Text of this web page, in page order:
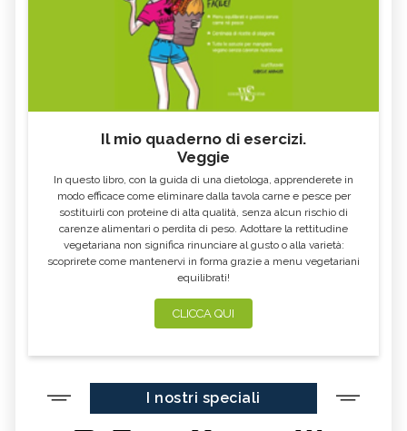
Il mio quaderno di esercizi.
Veggie
In questo libro, con la guida di una dietologa, apprenderete in
modo efficace come eliminare dalla tavola carne e pesce per
sostituirli con proteine di alta qualità, senza alcun rischio di
carenze alimentari o perdita di peso. Adottare la rettitudine
vegetariana non significa rinunciare al gusto o alla varietà:
scoprirete come mantenervi in forma grazie a menu vegetariani
equilibrati!
CLICCA QUI
I nostri speciali